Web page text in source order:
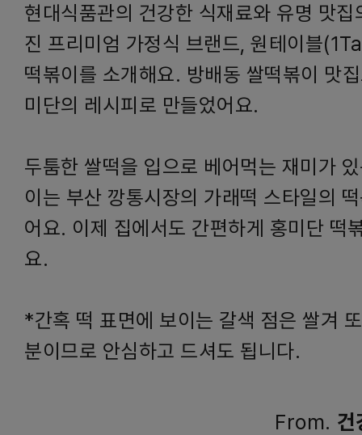
현대식품관의 건강한 식재료와 유명 맛
진 프리미엄 가정식 브랜드, 원테이블
떡볶이를 소개해요. 방배동 쌀떡볶이 맛
미단의 레시피로 만들었어요.
두툼한 쌀떡을 입으로 베어먹는 재미가
이는 부산 깡통시장의 가래떡 스타일의
어요. 이제 집에서도 간편하게 홍미단 떡
요.
*간혹 떡 표면에 보이는 갈색 점은 쌀겨
분이므로 안심하고 드셔도 됩니다.
From. 건